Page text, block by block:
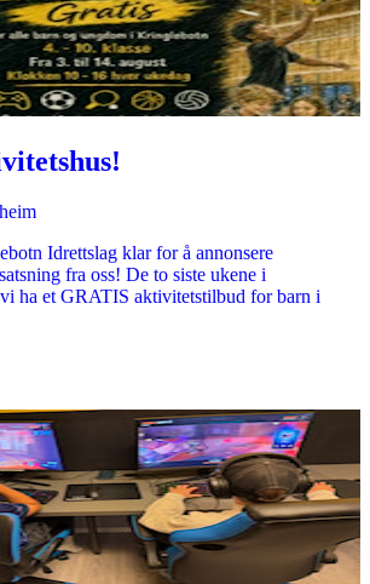
Idrettslag klar for å annonsere
fra oss! De to siste ukene i
ha et GRATIS aktivitetstilbud for barn i